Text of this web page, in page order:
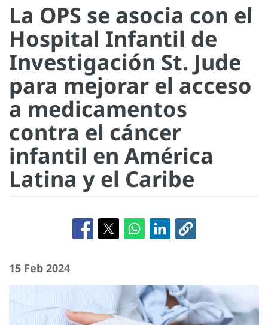
La OPS se asocia con el
Hospital Infantil de
Investigación St. Jude
para mejorar el acceso
a medicamentos
contra el cáncer
infantil en América
Latina y el Caribe
15 Feb 2024